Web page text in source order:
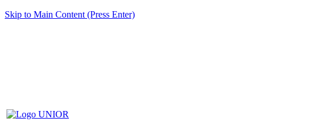
Skip to Main Content (Press Enter)